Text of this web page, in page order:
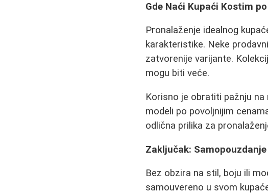
Gde Naći Kupaći Kostim
Pronalaženje idealnog
karakteristike. Neke
zatvorenije varijante.
mogu biti veće.
Korisno je obratiti pažnju
modeli po povoljnijim
odlična prilika za
Zaključak:
Bez obzira na stil, boju ili
samouvereno u svom